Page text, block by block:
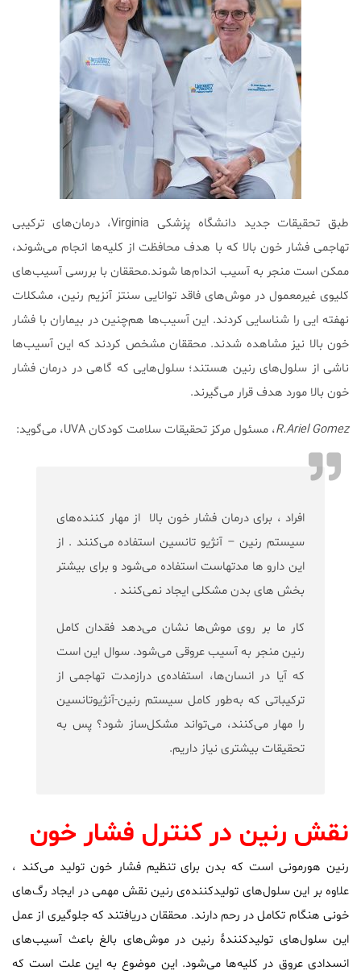
طبق تحقیقات جدید دانشگاه پزشکی Virginia، درمان‌های ترکیبی
تهاجمی فشار خون بالا که با هدف محافظت از کلیه‌ها انجام می‌شوند،
ممکن است منجر به آسیب اندام‌ها شوند.محققان با بررسی آسیب‌های
کلیوی غیرمعمول در موش‌های فاقد توانایی سنتز آنزیم رنین، مشکلات
نهفته ایی را شناسایی کردند. این آسیب‌ها هم‌چنین در بیماران با فشار
خون بالا نیز مشاهده شدند. محققان مشخص کردند که این آسیب‌ها
ناشی از سلو‌ل‌های رنین هستند؛ سلول‌هایی که گاهی در درمان فشار
خون بالا مورد هدف قرار می‌گیرند.
R.Ariel Gomez، مسئول مرکز تحقیقات سلامت کودکان UVA، می‌گوید:
افراد ، برای درمان فشار خون بالا از مهار کننده‌های
سیستم رنین – آنژیو تانسین استفاده می‌کنند . از
این دارو ها مدتهاست استفاده می‌شود و برای بیشتر
بخش های بدن مشکلی ایجاد نمی‌کنند .
کار ما بر روی موش‌ها نشان می‌دهد فقدان کامل
رنین منجر به آسیب عروقی می‌شود. سوال این است
که آیا در انسان‌ها، استفاده‌ی درازمدت تهاجمی از
ترکیباتی که به‌طور کامل سیستم رنین-آنژیوتانسین
را مهار می‌کنند، می‌تواند مشکل‌ساز شود؟ پس به
تحقیقات بیشتری نیاز داریم.
نقش رنین در کنترل فشار خون
رنین هورمونی است که بدن برای تنظیم فشار خون تولید می‌کند ،
علاوه بر این سلول‌های تولیدکننده‌ی رنین نقش مهمی در ایجاد رگ‌های
خونی هنگام تکامل در رحم دارند. محققان دریافتند که جلوگیری از عمل
این سلول‌های تولیدکنندۀ رنین در موش‌های بالغ باعث آسیب‌های
انسدادی عروق در کلیه‌ها می‌شود. این موضوع به این علت است که